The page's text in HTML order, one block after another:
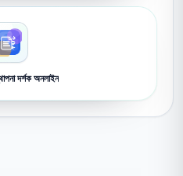
দর্শক অনলাইন